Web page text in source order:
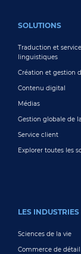
SOLUTIONS
Traduction et
linguistiques
Création et gestion
Contenu digital
Médias
Gestion globale de
Service client
Explorer toutes les
LES INDUSTRIES
Sciences de la vie
Commerce de